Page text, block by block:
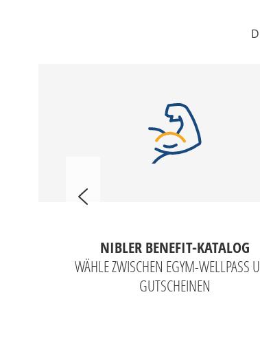
NIBLER BENEFIT-KATALOG
WÄHLE ZWISCHEN EGYM-WELLPASS
GUTSCHEINEN